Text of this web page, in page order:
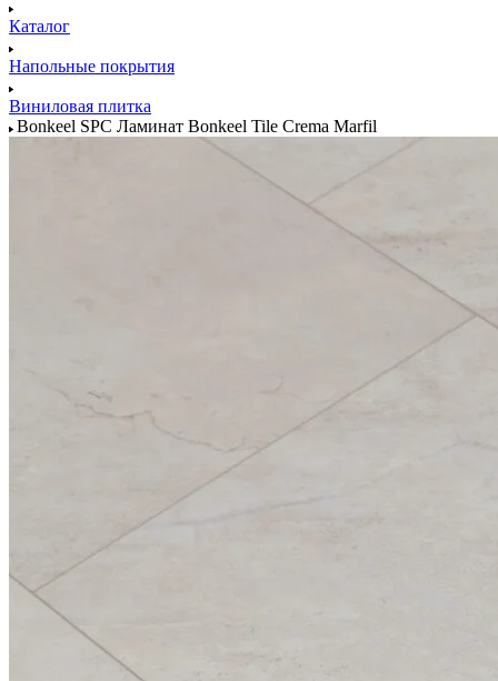
Каталог
Напольные покрытия
Виниловая плитка
Bonkeel SPC Ламинат Bonkeel Tile Crema Marfil